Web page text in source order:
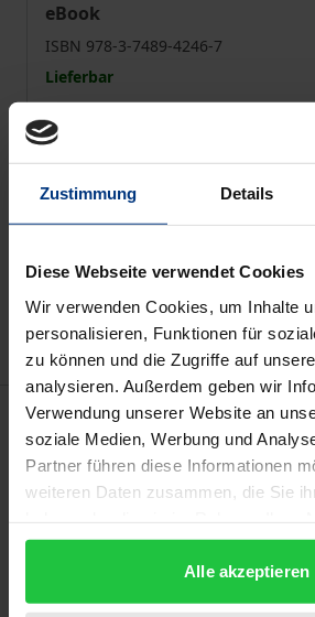
Zustimmung Details
Diese Webseite verwendet Cookies
Wir verwenden Cookies, um Inhalte
personalisieren, Funktionen für
zu können und die Zugriffe auf
analysieren. Außerdem geben wir
Verwendung unserer Website an
soziale Medien, Werbung und
Partner führen diese Informationen
weiteren Daten zusammen, die Sie
gesammelt haben.
Alle akzeptieren
eBook
ISBN 978-3-7489-4246-7
Lieferbar
Preisangaben inkl. MwSt. Abhängig
Zur Wunschliste hinzufügen
Hinweise zu Versandkosten
Beschreibung
Mit dem Bau von
überdauern und in ihrer Form
Stadtrohrpostsysteme, wie man
20. Jahrhundert kennt, werden